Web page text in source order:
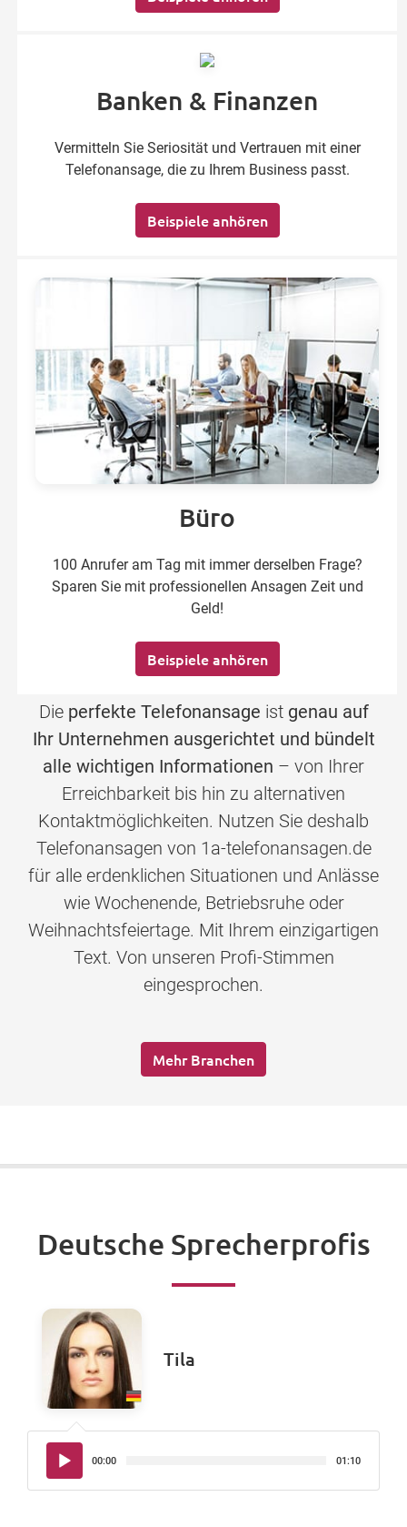
Banken & Finanzen
Vermitteln Sie Seriosität und Vertrauen mit einer
Telefonansage, die zu Ihrem Business passt.
Beispiele anhören
Büro
100 Anrufer am Tag mit immer derselben Frage?
Sparen Sie mit professionellen Ansagen Zeit und
Geld!
Beispiele anhören
Die perfekte Telefonansage ist genau auf
Ihr Unternehmen ausgerichtet und bündelt
alle wichtigen Informationen – von Ihrer
Erreichbarkeit bis hin zu alternativen
Kontaktmöglichkeiten. Nutzen Sie deshalb
Telefonansagen von 1a-telefonansagen.de
für alle erdenklichen Situationen und Anlässe
wie Wochenende, Betriebsruhe oder
Weihnachtsfeiertage. Mit Ihrem einzigartigen
Text. Von unseren Profi-Stimmen
eingesprochen.
Mehr Branchen
Deutsche Sprecherprofis
Tila
Audio-
Player
00:00 01:10